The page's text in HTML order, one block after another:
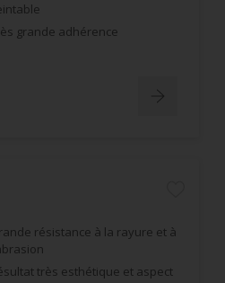
grande adhérence
résistance à la rayure et à
très esthétique et aspect